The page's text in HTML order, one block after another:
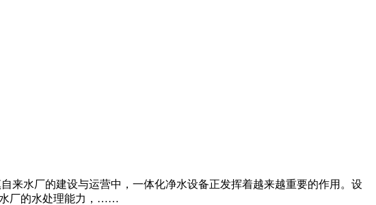
来水厂的建设与运营中，一体化净水设备正发挥着越来越重要的作用。设
水厂的水处理能力，……